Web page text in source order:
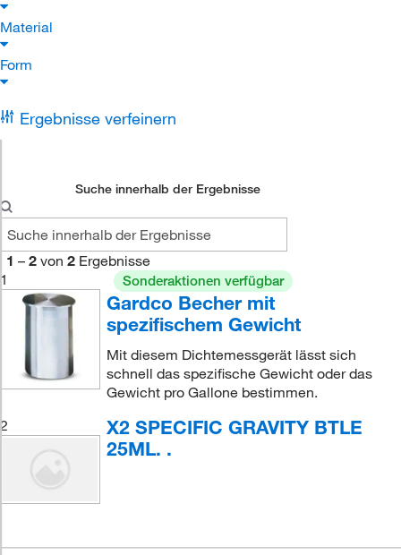
Material
Form
Ergebnisse verfeinern
Suche innerhalb der Ergebnisse
1 – 2 von 2 Ergebnisse
1
Sonderaktionen verfügbar
Gardco Becher mit
spezifischem Gewicht
Mit diesem Dichtemessgerät lässt sich
schnell das spezifische Gewicht oder das
Gewicht pro Gallone bestimmen.
2
X2 SPECIFIC GRAVITY BTLE
25ML. .